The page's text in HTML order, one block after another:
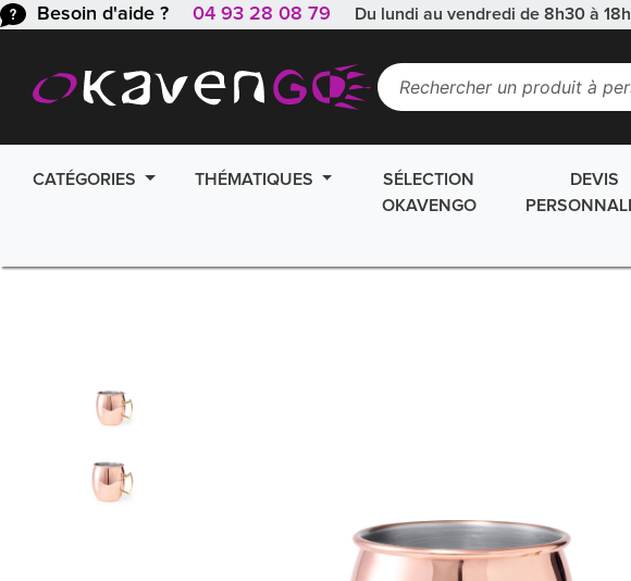
Besoin d'aide ? 04 93 28 08 79 Du lundi au vendredi de 8h30 à
CATÉGORIES THÉMATIQUES
SÉLECTION
OKAVENGO
DEVIS